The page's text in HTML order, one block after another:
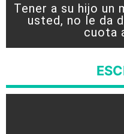
Tener a su hijo un
usted, no le da
cuota